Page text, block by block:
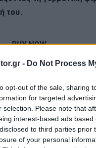
- Do Not Process
opt-out of the sale, sharing
for targeted
selection. Please note that
interest-based ads
to third parties
of your personal
του.
BUY NOW
ΑΥΤΟΚΙΝΗΤΟ ΜΕ 0,9%
ME 119 ΕΥΡΩ ΤΟ ΜΗΝΑ
JUNIOR ME 8 ΧΡΟΝΙΑ
4 ΕΠΙΣΤΡΕΦΕΙ -ΠΟΣΟ